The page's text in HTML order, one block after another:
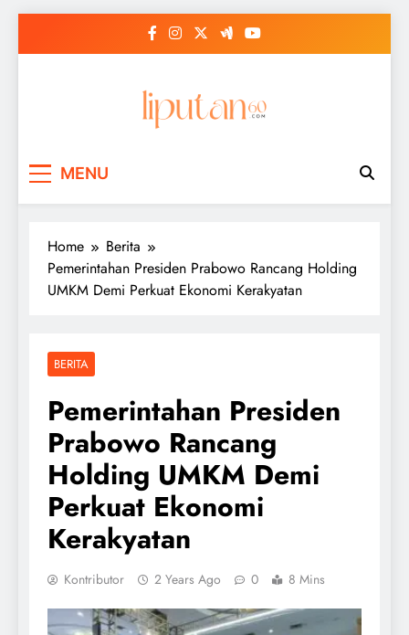
MENU
Home
Berita
Pemerintahan Presiden Prabowo Rancang Holding
UMKM Demi Perkuat Ekonomi Kerakyatan
BERITA
Pemerintahan Presiden
Prabowo Rancang
Holding UMKM Demi
Perkuat Ekonomi
Kerakyatan
Kontributor 2 Years Ago 0 8 Mins